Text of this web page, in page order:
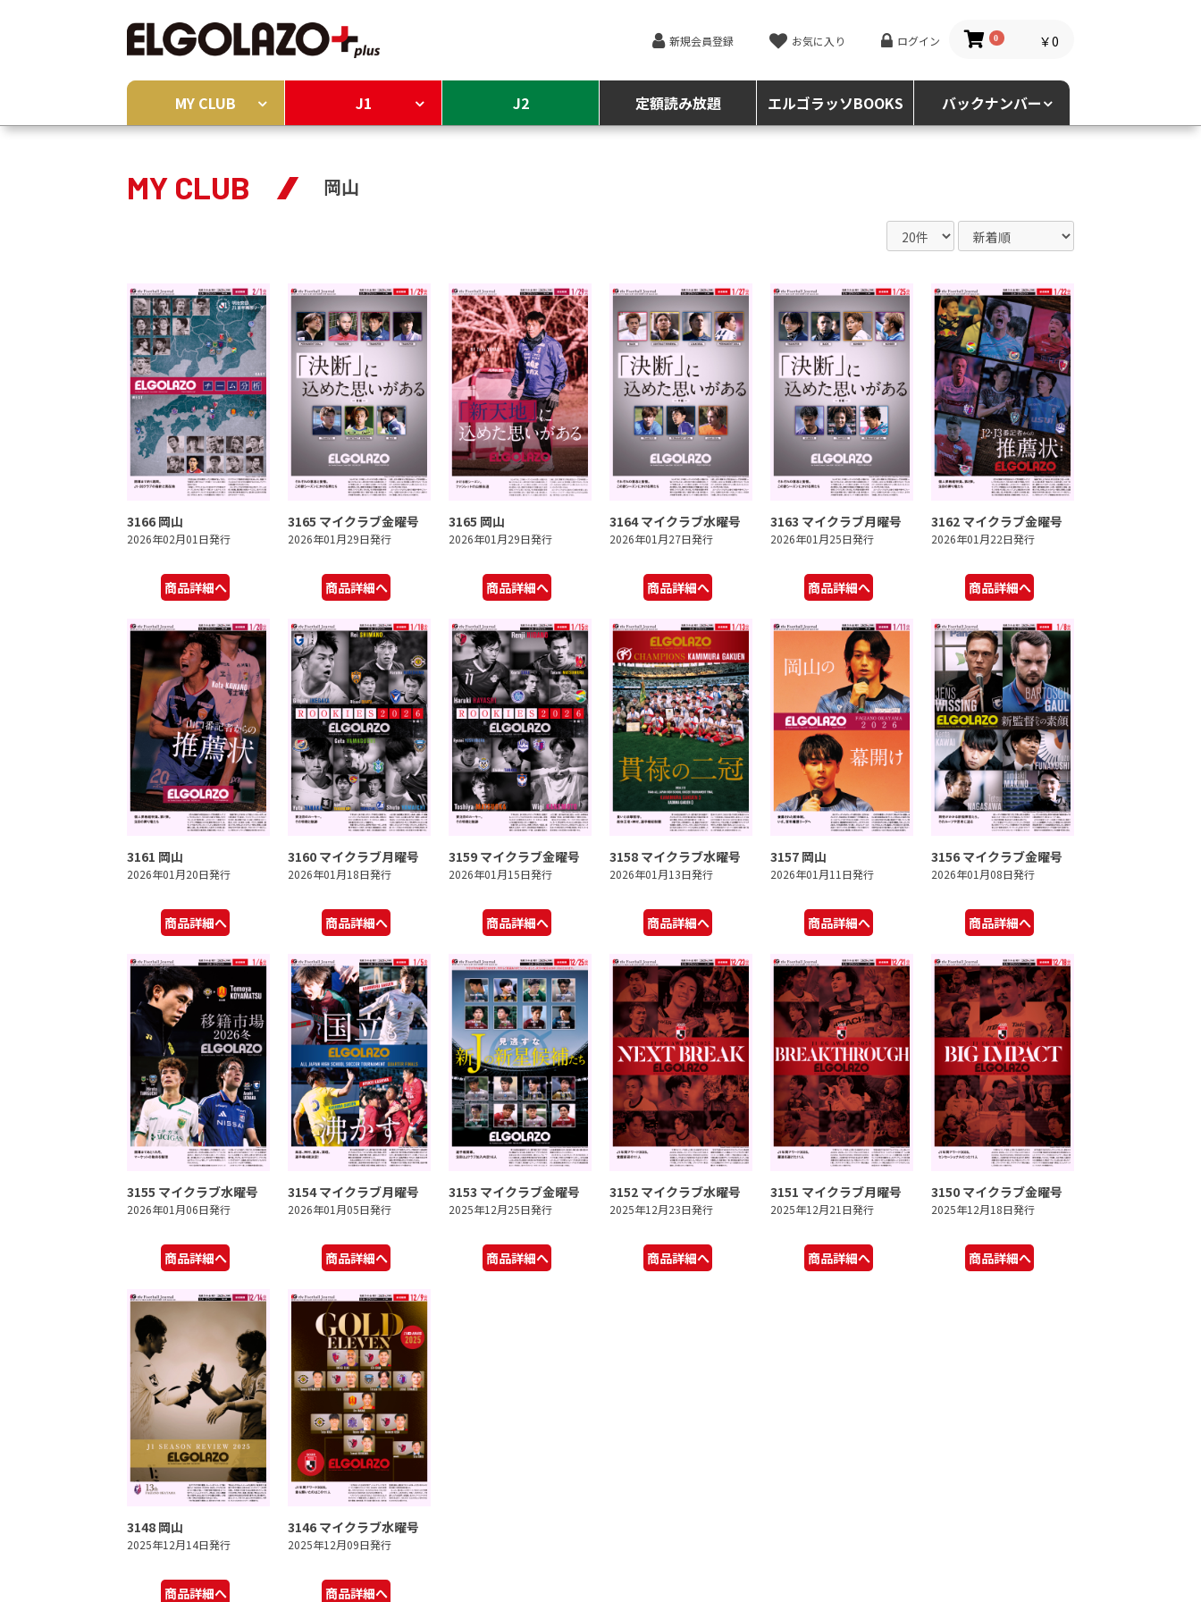
新規会員登録 お気に入り ログイン 0 ￥0
MY CLUB J1 J2 定額読み放題 エルゴラッソBOOKS バックナンバー
MY CLUB 岡山
3166 岡山
2026年02月01日発行
商品詳細へ
3165 マイクラブ金曜号
2026年01月29日発行
商品詳細へ
3165 岡山
2026年01月29日発行
商品詳細へ
3164 マイクラブ水曜号
2026年01月27日発行
商品詳細へ
3163 マイクラブ月曜号
2026年01月25日発行
商品詳細へ
3162 マイクラブ金曜号
2026年01月22日発行
商品詳細へ
3161 岡山
2026年01月20日発行
商品詳細へ
3160 マイクラブ月曜号
2026年01月18日発行
商品詳細へ
3159 マイクラブ金曜号
2026年01月15日発行
商品詳細へ
3158 マイクラブ水曜号
2026年01月13日発行
商品詳細へ
3157 岡山
2026年01月11日発行
商品詳細へ
3156 マイクラブ金曜号
2026年01月08日発行
商品詳細へ
3155 マイクラブ水曜号
2026年01月06日発行
商品詳細へ
3154 マイクラブ月曜号
2026年01月05日発行
商品詳細へ
3153 マイクラブ金曜号
2025年12月25日発行
商品詳細へ
3152 マイクラブ水曜号
2025年12月23日発行
商品詳細へ
3151 マイクラブ月曜号
2025年12月21日発行
商品詳細へ
3150 マイクラブ金曜号
2025年12月18日発行
商品詳細へ
3148 岡山
2025年12月14日発行
商品詳細へ
3146 マイクラブ水曜号
2025年12月09日発行
商品詳細へ